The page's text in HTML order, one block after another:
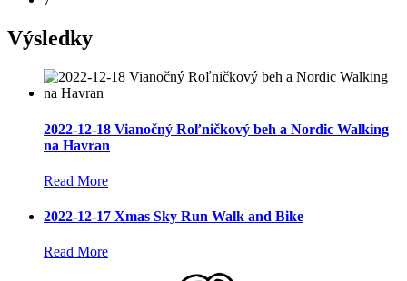
Výsledky
2022-12-18 Vianočný Roľničkový beh a Nordic Walking
na Havran
Read More
2022-12-17 Xmas Sky Run Walk and Bike
Read More